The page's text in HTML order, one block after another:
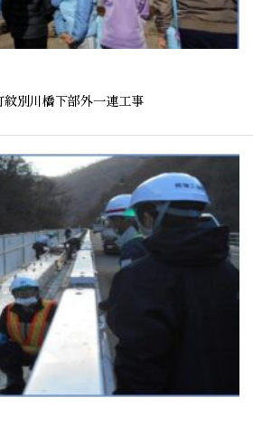
別川橋下部外一連工事